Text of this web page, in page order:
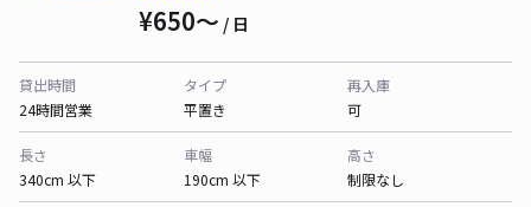
¥650〜 / 日
貸出時間
24時間営業
タイプ
平置き
再入庫
可
長さ
340cm 以下
車幅
190cm 以下
高さ
制限なし